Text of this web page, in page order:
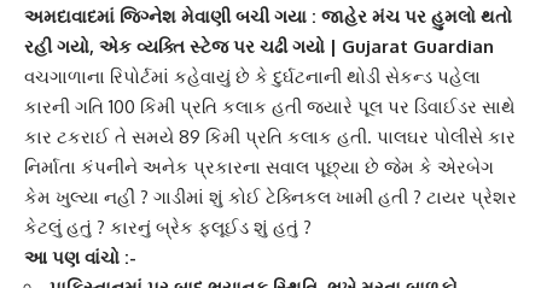
અમદાવાદમાં જિગ્નેશ મેવાણી બચી ગયા : જાહેર મંચ પર હુમલો થતો
રહી ગયો, એક વ્યક્તિ સ્ટેજ પર ચઢી ગયો | Gujarat Guardian
વચગાળાના રિપોર્ટમાં કહેવાયું છે કે દુર્ઘટનાની થોડી સેકન્ડ પહેલા
કારની ગતિ 100 કિમી પ્રતિ કલાક હતી જ્યારે પૂલ પર ડિવાઈડર સાથે
કાર ટકરાઈ તે સમયે 89 કિમી પ્રતિ કલાક હતી. પાલઘર પોલીસે કાર
નિર્માતા કંપનીને અનેક પ્રકારના સવાલ પૂછ્યા છે જેમ કે એરબેગ
કેમ ખુલ્યા નહીં ? ગાડીમાં શું કોઈ ટેક્નિકલ ખામી હતી ? ટાયર પ્રેશર
કેટલું હતું ? કારનું બ્રેક ફ્લૂઈડ શું હતું ?
આ પણ વાંચો :-